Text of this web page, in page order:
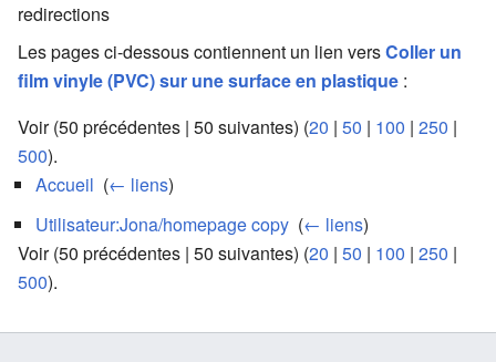
redirections
Les pages ci-dessous contiennent un lien versColler un
film vinyle (PVC) sur une surface en plastique :
Voir (50 précédentes | 50 suivantes) (20 | 50 | 100 | 250 |
500).
Accueil (← liens)
Utilisateur:Jona/homepage copy (← liens)
Voir (50 précédentes | 50 suivantes) (20 | 50 | 100 | 250 |
500).